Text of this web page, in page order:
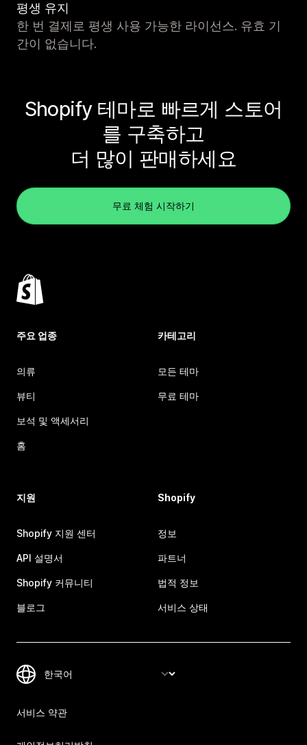
평생 유지
한 번 결제로 평생 사용 가능한 라이선스. 유효 기
간이 없습니다.
Shopify 테마로 빠르게 스토어
를 구축하고
더 많이 판매하세요
무료 체험 시작하기
주요 업종
의류
뷰티
보석 및 액세서리
홈
카테고리
모든 테마
무료 테마
지원
Shopify 지원 센터
API 설명서
Shopify 커뮤니티
블로그
Shopify
정보
파트너
법적 정보
서비스 상태
서비스 약관